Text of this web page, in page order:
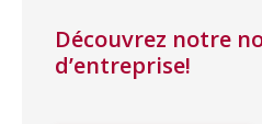
Découvrez notre
d’entreprise!